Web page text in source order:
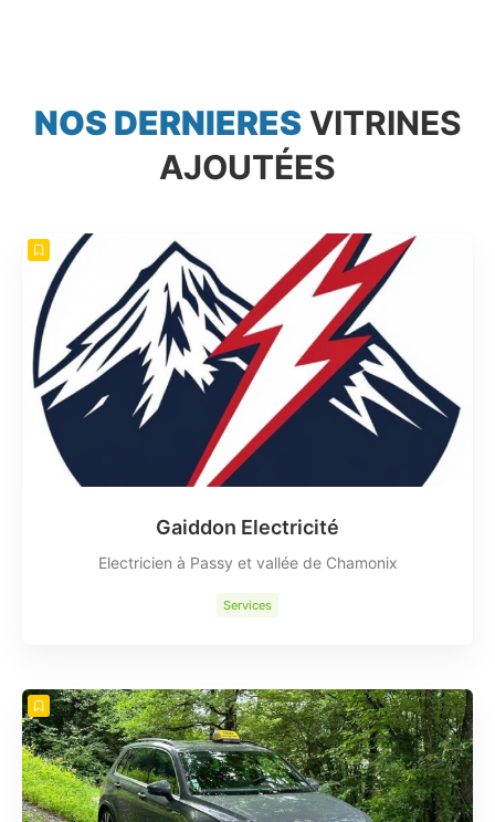
NOS DERNIERES VITRINES
AJOUTÉES
Gaiddon Electricité
Electricien à Passy et vallée de Chamonix
Services